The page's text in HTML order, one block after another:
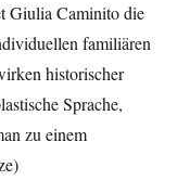
Giulia Caminito die
familiären
historischer
Sprache,
zu einem